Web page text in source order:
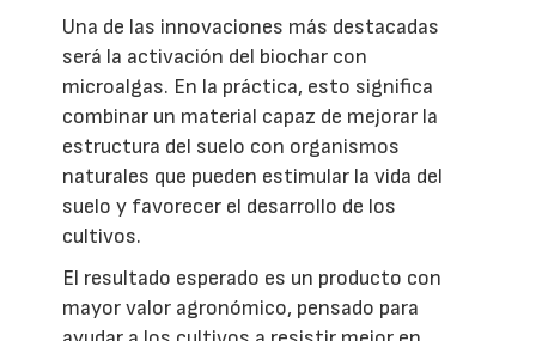
Una de las innovaciones más destacadas
será la activación del biochar con
microalgas. En la práctica, esto significa
combinar un material capaz de mejorar la
estructura del suelo con organismos
naturales que pueden estimular la vida del
suelo y favorecer el desarrollo de los
cultivos.
El resultado esperado es un producto con
mayor valor agronómico, pensado para